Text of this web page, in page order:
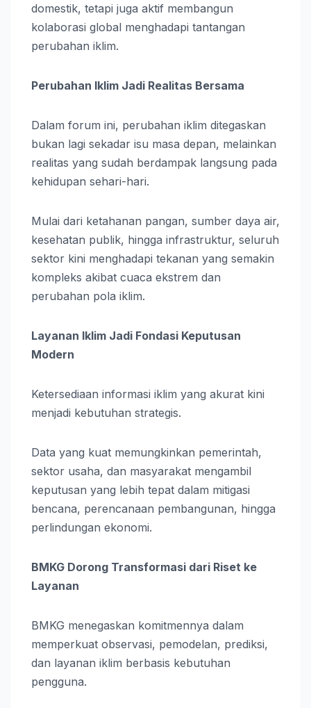
domestik, tetapi juga aktif membangun
kolaborasi global menghadapi tantangan
perubahan iklim.
Perubahan Iklim Jadi Realitas Bersama
Dalam forum ini, perubahan iklim ditegaskan
bukan lagi sekadar isu masa depan, melainkan
realitas yang sudah berdampak langsung pada
kehidupan sehari-hari.
Mulai dari ketahanan pangan, sumber daya air,
kesehatan publik, hingga infrastruktur, seluruh
sektor kini menghadapi tekanan yang semakin
kompleks akibat cuaca ekstrem dan
perubahan pola iklim.
Layanan Iklim Jadi Fondasi Keputusan
Modern
Ketersediaan informasi iklim yang akurat kini
menjadi kebutuhan strategis.
Data yang kuat memungkinkan pemerintah,
sektor usaha, dan masyarakat mengambil
keputusan yang lebih tepat dalam mitigasi
bencana, perencanaan pembangunan, hingga
perlindungan ekonomi.
BMKG Dorong Transformasi dari Riset ke
Layanan
BMKG menegaskan komitmennya dalam
memperkuat observasi, pemodelan, prediksi,
dan layanan iklim berbasis kebutuhan
pengguna.